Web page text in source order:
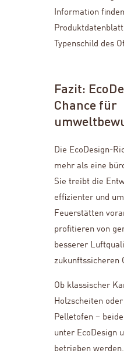
Information
Typenschild des
Fazit:
Chance für
Die EcoDesign-
mehr als eine
Sie treibt die
effizienter und
Feuerstätten
profitieren von
besserer
zukunftssicheren
Ob klassischer
Holzscheiten
Pelletofen –
unter EcoDesign
betrieben